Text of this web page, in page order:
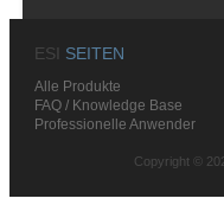
ESI SEITEN
Alle Produkte
FAQ / Knowledge Base
Professionelle Anwender
Copyright ©